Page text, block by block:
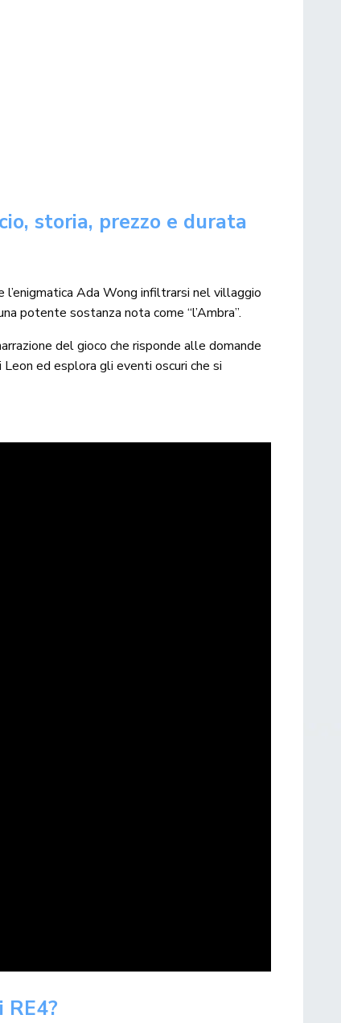
storia, prezzo e durata
Ada Wong infiltrarsi nel villaggio
potente sostanza nota come “l’Ambra”.
del gioco che risponde alle domande
ed esplora gli eventi oscuri che si